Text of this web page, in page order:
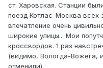
ст. Харовская. Станции
поезд Котлас-Москва всех
впечатление очень
широкие улицы... Мои
кроссвордов. 1 раз
(видимо, Вологда-Вожега,
отменили).